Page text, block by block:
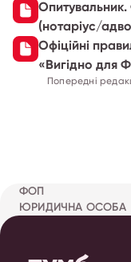
(нотаріус/
Офіційні
«Вигідно для
Попередні
ФОП
ЮРИДИЧНА ОСОБА